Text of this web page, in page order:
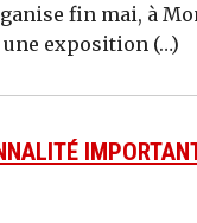
fin mai, à
exposition (…)